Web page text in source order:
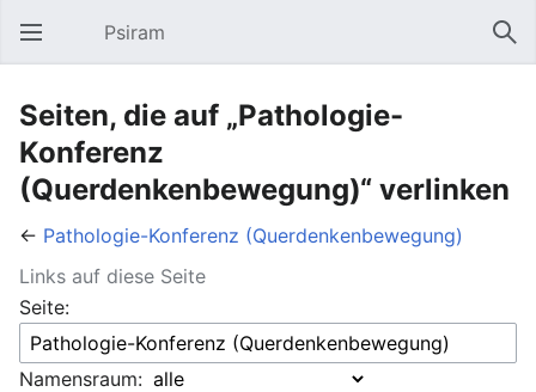
Hauptmenü öffnen Psiram
Seiten, die auf „Pathologie-
Konferenz
(Querdenkenbewegung)“ verlinken
← Pathologie-Konferenz (Querdenkenbewegung)
Links auf diese Seite
Seite:
Namensraum: